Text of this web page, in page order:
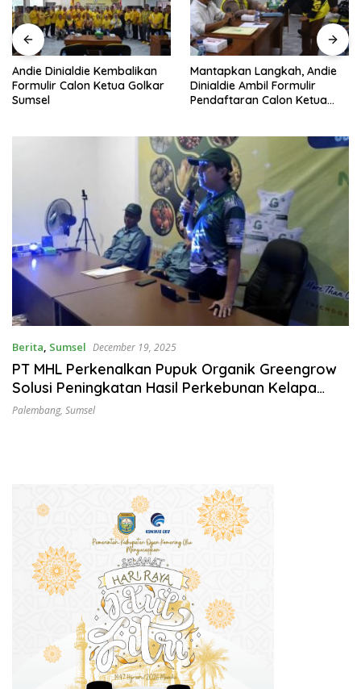
Andie Dinialdie Kembalikan
Formulir Calon Ketua Golkar
Sumsel
Mantapkan Langkah, Andie
Dinialdie Ambil Formulir
Pendaftaran Calon Ketua
Berita, Sumsel December 19, 2025
PT MHL Perkenalkan Pupuk Organik Greengrow
Solusi Peningkatan Hasil Perkebunan Kelapa
Sawit
Palembang, Sumsel